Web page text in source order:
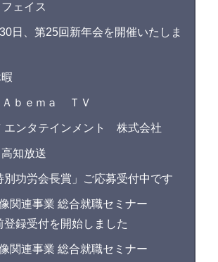
ェイス
日、第25回新年会を開催いたしま
ｂｅｍａ ＴＶ
エンタテインメント 株式会社
知放送
別功労会長賞」ご応募受付中です
像関連事業 総合就職セミナー
登録受付を開始しました
像関連事業 総合就職セミナー